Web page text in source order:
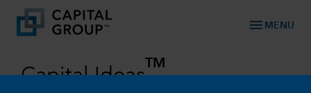
menu MENU
Capital Ideas
TM